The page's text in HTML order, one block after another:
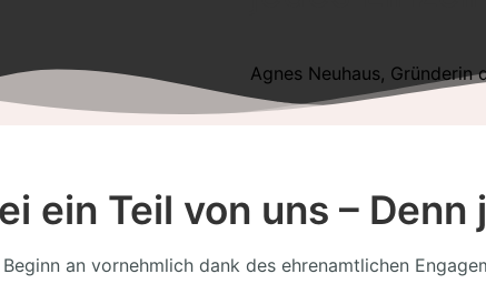
Agnes Neuhaus, Gründerin
ein Teil von uns –
an vornehmlich dank des ehrenamtlichen